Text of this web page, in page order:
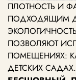
ПЛОТНОСТЬ И
ПОДХОДЯЩИМ
ПОЗВОЛЯЮТ
ПОМЕЩЕНИЯХ:
ДЕТСКИХ САДАХ.